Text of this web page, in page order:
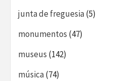
junta de freguesia(5)
monumentos (47)
museus (142)
música(74)